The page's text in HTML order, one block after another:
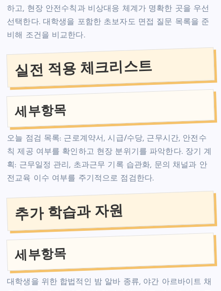
하고, 현장 안전수칙과 비상대응 체계가 명확한 곳을 우선
선택한다. 대학생을 포함한 초보자도 면접 질문 목록을 준
비해 조건을 비교한다.
실전 적용 체크리스트
세부항목
오늘 점검 목록: 근로계약서, 시급/수당, 근무시간, 안전수
칙 제공 여부를 확인하고 현장 분위기를 파악한다. 장기 계
획: 근무일정 관리, 초과근무 기록 습관화, 문의 채널과 안
전교육 이수 여부를 주기적으로 점검한다.
추가 학습과 자원
세부항목
대학생을 위한 합법적인 밤 알바 종류, 야간 아르바이트 채